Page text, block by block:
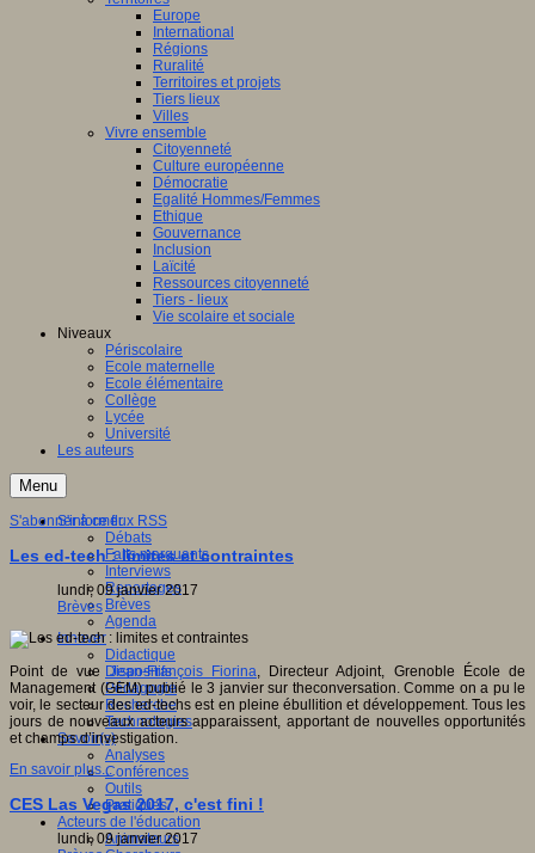
Europe
International
Régions
Ruralité
Territoires et projets
Tiers lieux
Villes
Vivre ensemble
Citoyenneté
Culture européenne
Démocratie
Egalité Hommes/Femmes
Ethique
Gouvernance
Inclusion
Laïcité
Ressources citoyenneté
Tiers - lieux
Vie scolaire et sociale
Niveaux
Périscolaire
Ecole maternelle
Ecole élémentaire
Collège
Lycée
Université
Les auteurs
Menu
S'informer
Débats
Faits marquants
Interviews
Reportages
Brèves
Agenda
Innover
Didactique
Dispositifs
Pédagogie
Recherche
Technologies
Savoir(s)
Analyses
Conférences
Outils
Pratiques
Acteurs de l'éducation
Animateurs
S'abonner à ce flux RSS
Les ed-tech : limites et contraintes
lundi, 09 janvier 2017
Brèves
Point de vueJean-François Fiorina, Directeur Adjoint, Grenoble École de
Management (GEM) publié le 3 janvier sur theconversation. Comme on a pu le
voir, le secteur des ed-techs est en pleine ébullition et développement. Tous les
jours de nouveaux acteurs apparaissent, apportant de nouvelles opportunités
et champs d’investigation.
En savoir plus...
CES Las Vegas 2017, c'est fini !
lundi, 09 janvier 2017